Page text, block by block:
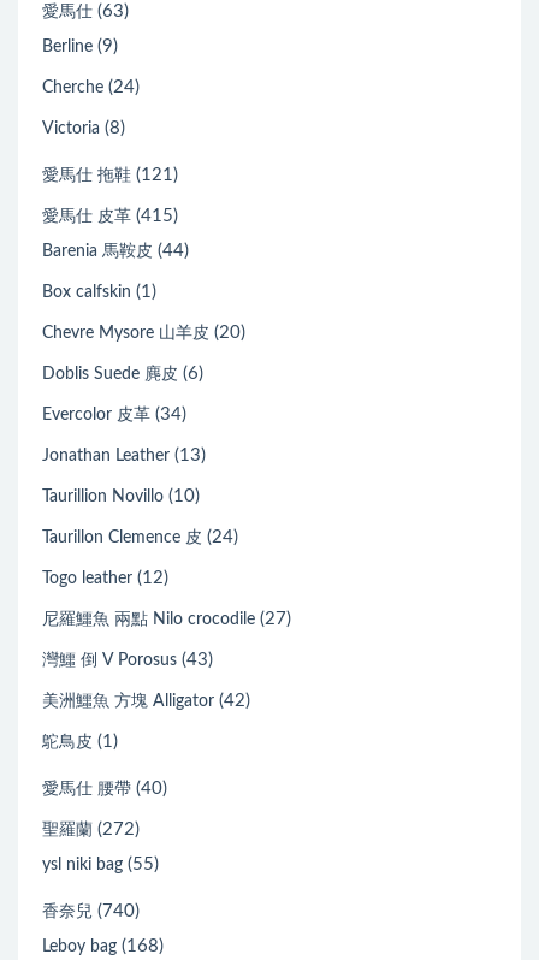
愛馬仕 (63)
Berline (9)
Cherche (24)
Victoria (8)
愛馬仕 拖鞋 (121)
愛馬仕 皮革 (415)
Barenia 馬鞍皮 (44)
Box calfskin (1)
Chevre Mysore 山羊皮 (20)
Doblis Suede 麂皮 (6)
Evercolor 皮革 (34)
Jonathan Leather (13)
Taurillion Novillo (10)
Taurillon Clemence 皮 (24)
Togo leather (12)
尼羅鱷魚 兩點 Nilo crocodile (27)
灣鱷 倒 V Porosus (43)
美洲鱷魚 方塊 Alligator (42)
鴕鳥皮 (1)
愛馬仕 腰帶 (40)
聖羅蘭 (272)
ysl niki bag (55)
香奈兒 (740)
Leboy bag (168)